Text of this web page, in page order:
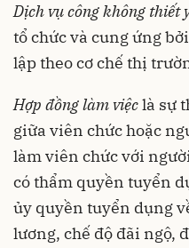
Dịch vụ công không thiết
tổ chức và cung ứng
lập theo cơ chế thị
Hợp đồng làm việclà sự
giữa viên chức hoặc
làm viên chức với
có thẩm quyền tuyển
ủy quyền tuyển dụng
lương, chế độ đãi ngộ,